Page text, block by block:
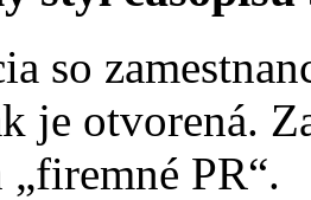
so
je otvorená.
PR“.